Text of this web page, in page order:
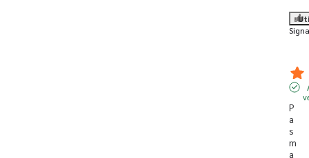
P
a
s
m
a